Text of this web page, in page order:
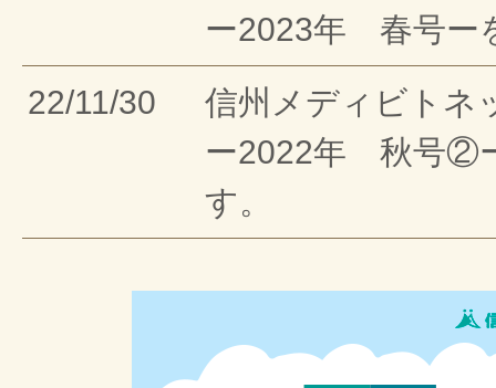
ー2023年 春号ー
22/11/30
信州メディビトネ
ー2022年 秋号②
す。